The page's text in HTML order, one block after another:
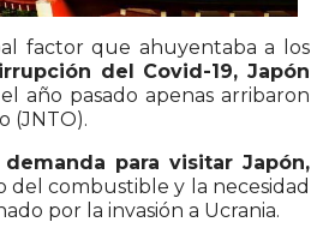
factor que ahuyentaba a los
del Covid-19, Japón
año pasado apenas arribaron
(JNTO).
para visitar Japón,
combustible y la necesidad
por la invasión a Ucrania.